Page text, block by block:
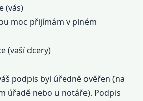
(vás)
moc přijímám v plném
(vaší dcery)
podpis byl úředně ověřen (na
úřadě nebo u notáře). Podpis